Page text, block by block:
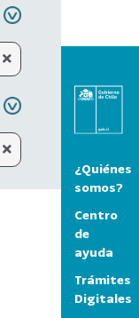
¿Quiénes
somos?
Centro
de
ayuda
Trámites
Digitales